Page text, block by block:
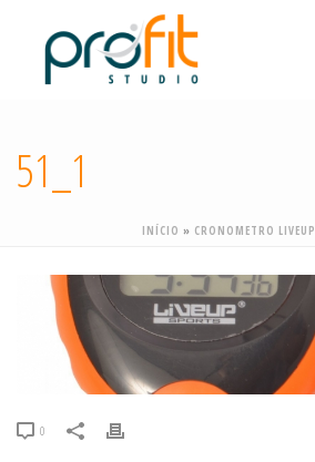
51_1
INÍCIO » CRONOMETRO LIVEUP
0